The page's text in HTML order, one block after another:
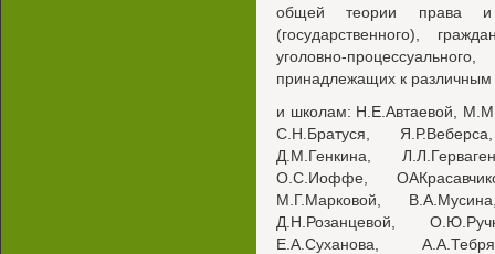
общей теории права и
(государственного),
уголовно-
принадлежащих к
и школам: Н.Е.Автаевой,
С.Н.Братуся,
Д.М.Генкина,
О.С.Иоффе,
М.Г.Марковой,
Д.Н.Розанцевой,
Е.А.Суханова,